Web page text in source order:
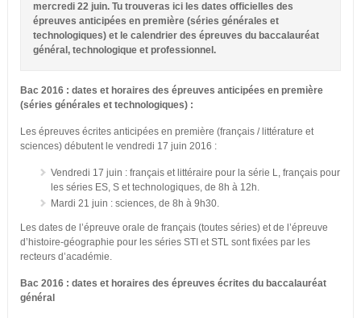
mercredi 22 juin. Tu trouveras ici les dates officielles des
épreuves anticipées en première (séries générales et
technologiques) et le calendrier des épreuves du baccalauréat
général, technologique et professionnel.
Bac 2016 : dates et horaires des épreuves anticipées en première
(séries générales et technologiques) :
Les épreuves écrites anticipées en première (français / littérature et
sciences) débutent le vendredi 17 juin 2016 :
Vendredi 17 juin : français et littéraire pour la série L, français pour
les séries ES, S et technologiques, de 8h à 12h.
Mardi 21 juin : sciences, de 8h à 9h30.
Les dates de l’épreuve orale de français (toutes séries) et de l’épreuve
d’histoire-géographie pour les séries STI et STL sont fixées par les
recteurs d’académie.
Bac 2016 : dates et horaires des épreuves écrites du baccalauréat
général